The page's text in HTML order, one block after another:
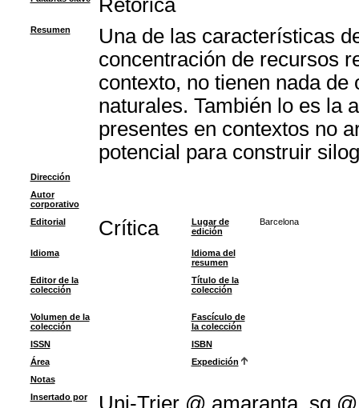
Retórica
Resumen
Una de las características
concentración de recursos
contexto, no tienen nada
naturales. También lo es la
presentes en contextos no
potencial para construir
Dirección
Autor
corporativo
Editorial
Crítica
Lugar de
edición
Barcelona
Idioma
Idioma del
resumen
Editor de la
colección
Título de la
colección
Volumen de la
colección
Fascículo de
la colección
ISSN
ISBN
Área
Expedición
Notas
Insertado por
Uni-Trier @ amaranta_sg @